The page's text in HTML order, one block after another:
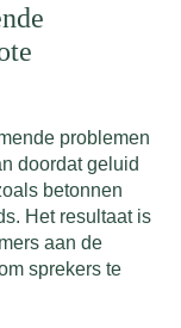
problemen
doordat geluid
betonnen
Het resultaat is
aan de
sprekers te